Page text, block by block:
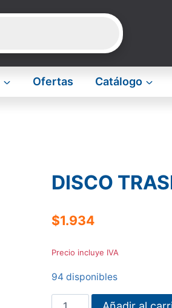
Ofertas Catálogo
DISCO
$1.934
Precio incluye IVA
94 disponibles
DISCO